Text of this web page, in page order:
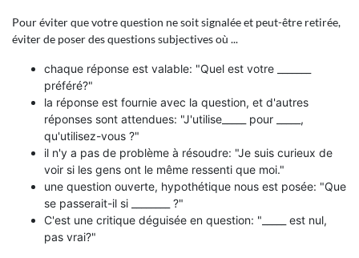
Pour éviter que votre question ne soit signalée et peut-être retirée,
éviter de poser des questions subjectives où ...
chaque réponse est valable: "Quel est votre _______
préféré?"
la réponse est fournie avec la question, et d'autres
réponses sont attendues: "J'utilise_____ pour _____,
qu'utilisez-vous ?"
il n'y a pas de problème à résoudre: "Je suis curieux de
voir si les gens ont le même ressenti que moi."
une question ouverte, hypothétique nous est posée: "Que
se passerait-il si ________ ?"
C'est une critique déguisée en question: "_____ est nul,
pas vrai?"